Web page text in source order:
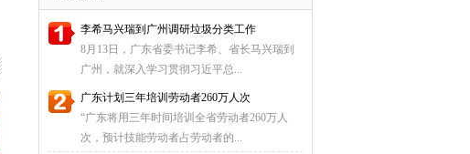
李希马兴瑞到广州调研垃圾分类工作
8月13日，广东省委书记李希、省长马兴瑞到
广州，就深入学习贯彻习近平总...
广东计划三年培训劳动者260万人次
“广东将用三年时间培训全省劳动者260万人
次，预计技能劳动者占劳动者的...